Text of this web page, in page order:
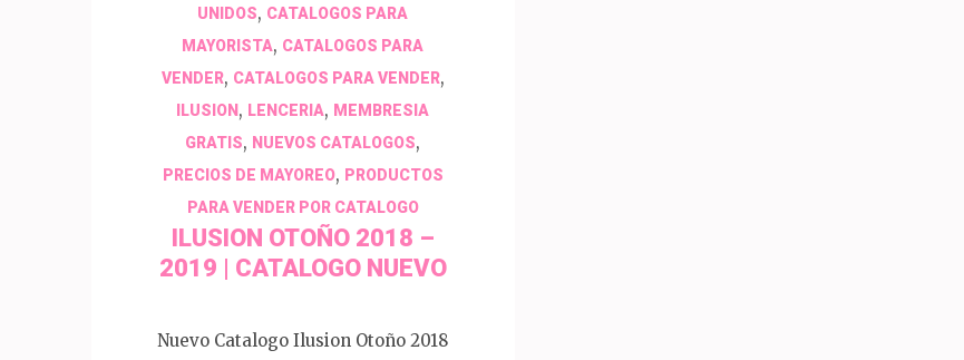
UNIDOS, CATALOGOS PARA
MAYORISTA, CATALOGOS PARA
VENDER, CATALOGOS PARA VENDER,
ILUSION , LENCERIA, MEMBRESIA
GRATIS, NUEVOS CATALOGOS,
PRECIOS DE MAYOREO, PRODUCTOS
PARA VENDER POR CATALOGO
ILUSION OTOÑO 2018 –
2019 | CATALOGO NUEVO
Nuevo Catalogo Ilusion Otoño 2018